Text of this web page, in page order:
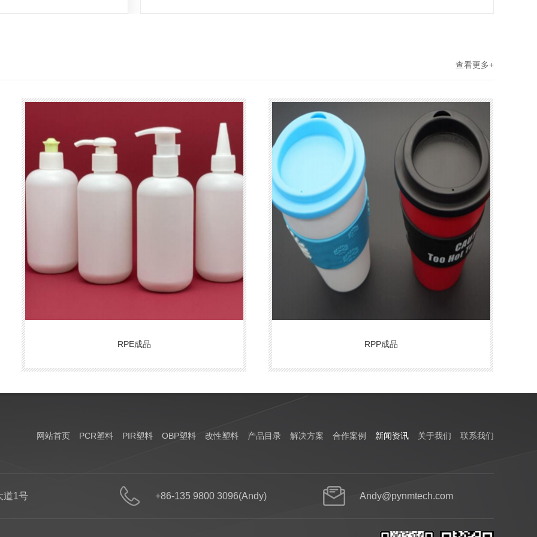
查看更多+
RPE成品 RPP成品
网站首页 PCR塑料 PIR塑料 OBP塑料 改性塑料 产品目录 解决方案 合作案例 新闻资讯 关于我们 联系我们
道1号 +86-135 9800 3096(Andy) Andy@pynmtech.com